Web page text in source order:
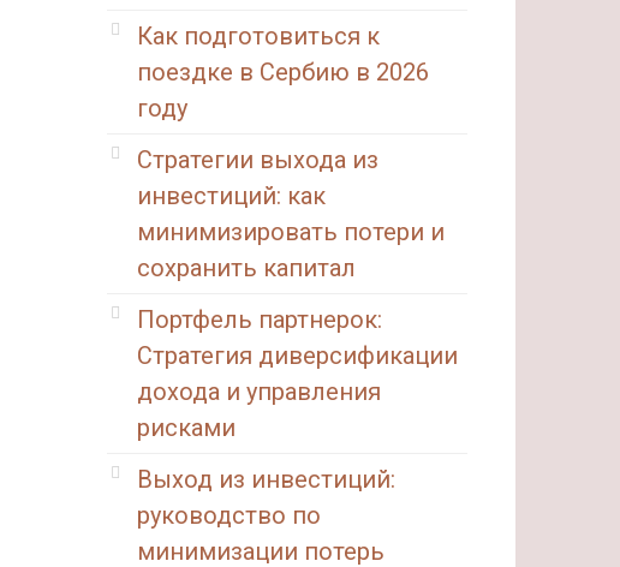
Как подготовиться к
поездке в Сербию в 2026
году
Стратегии выхода из
инвестиций: как
минимизировать потери и
сохранить капитал
Портфель партнерок:
Стратегия диверсификации
дохода и управления
рисками
Выход из инвестиций:
руководство по
минимизации потерь